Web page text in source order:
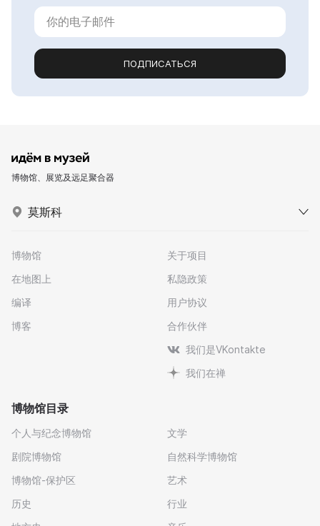
ПОДПИСАТЬСЯ
博物馆、展览及远足聚合器
莫斯科
博物馆
在地图上
编译
博客
关于项目
私隐政策
用户协议
合作伙伴
我们是VKontakte
我们在禅
博物馆目录
个人与纪念博物馆
剧院博物馆
博物馆-保护区
历史
文学
自然科学博物馆
艺术
行业